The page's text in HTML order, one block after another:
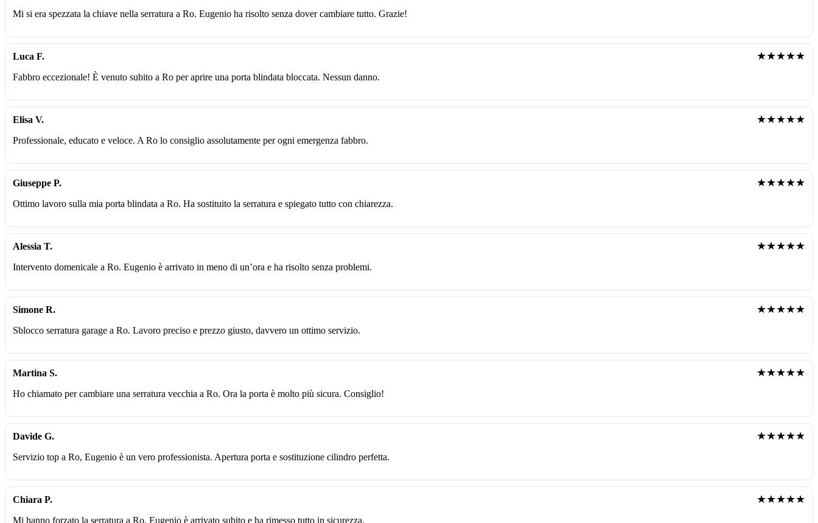
Mi si era spezzata la chiave nella serratura a Ro. Eugenio ha risolto senza dover cambiare tutto. Grazie!
Luca F. ★★★★★
Fabbro eccezionale! È venuto subito a Ro per aprire una porta blindata bloccata. Nessun danno.
Elisa V. ★★★★★
Professionale, educato e veloce. A Ro lo consiglio assolutamente per ogni emergenza fabbro.
Giuseppe P. ★★★★★
Ottimo lavoro sulla mia porta blindata a Ro. Ha sostituito la serratura e spiegato tutto con chiarezza.
Alessia T. ★★★★★
Intervento domenicale a Ro. Eugenio è arrivato in meno di un’ora e ha risolto senza problemi.
Simone R. ★★★★★
Sblocco serratura garage a Ro. Lavoro preciso e prezzo giusto, davvero un ottimo servizio.
Martina S. ★★★★★
Ho chiamato per cambiare una serratura vecchia a Ro. Ora la porta è molto più sicura. Consiglio!
Davide G. ★★★★★
Servizio top a Ro, Eugenio è un vero professionista. Apertura porta e sostituzione cilindro perfetta.
Chiara P. ★★★★★
Mi hanno forzato la serratura a Ro. Eugenio è arrivato subito e ha rimesso tutto in sicurezza.